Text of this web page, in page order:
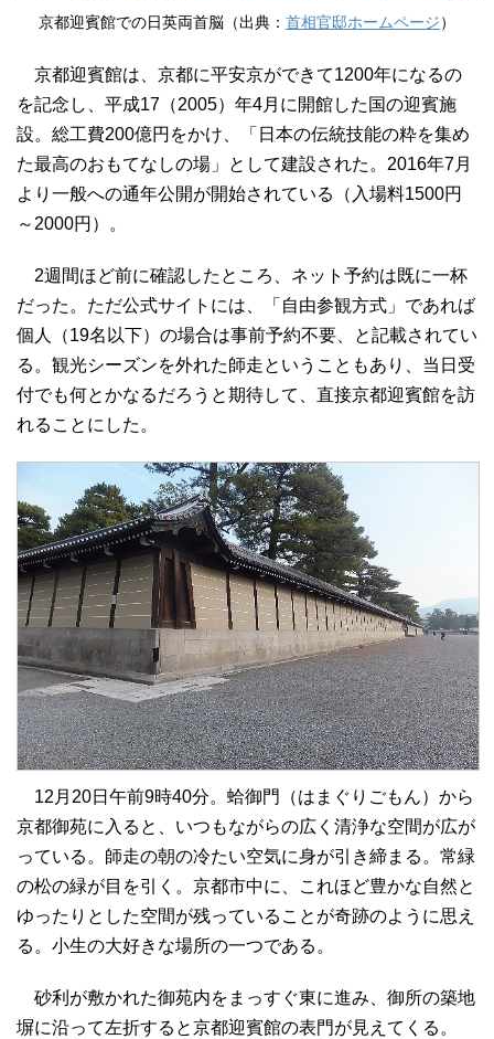
京都迎賓館での日英両首脳（出典： 首相官邸ホームページ）
京都迎賓館は、京都に平安京ができて1200年になるの
を記念し、平成17（2005）年4月に開館した国の迎賓施
設。総工費200億円をかけ、「日本の伝統技能の粋を集め
た最高のおもてなしの場」として建設された。2016年7月
より一般への通年公開が開始されている（入場料1500円
～2000円）。
2週間ほど前に確認したところ、ネット予約は既に一杯
だった。ただ公式サイトには、「自由参観方式」であれば
個人（19名以下）の場合は事前予約不要、と記載されてい
る。観光シーズンを外れた師走ということもあり、当日受
付でも何とかなるだろうと期待して、直接京都迎賓館を訪
れることにした。
12月20日午前9時40分。蛤御門（はまぐりごもん）から
京都御苑に入ると、いつもながらの広く清浄な空間が広が
っている。師走の朝の冷たい空気に身が引き締まる。常緑
の松の緑が目を引く。京都市中に、これほど豊かな自然と
ゆったりとした空間が残っていることが奇跡のように思え
る。小生の大好きな場所の一つである。
砂利が敷かれた御苑内をまっすぐ東に進み、御所の築地
塀に沿って左折すると京都迎賓館の表門が見えてくる。